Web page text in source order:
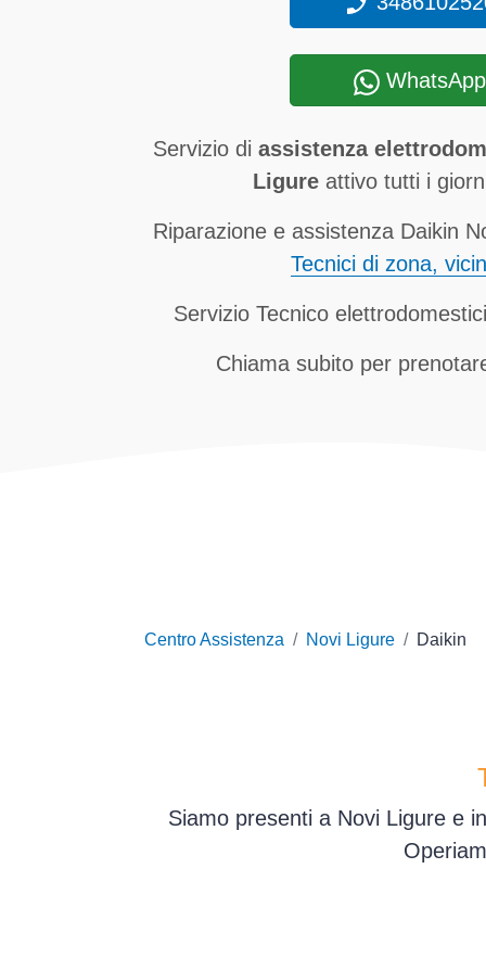
WhatsApp
Servizio di assistenza
Ligure attivo tutti i
Riparazione e assistenza Daikin
Tecnici di zona,
Servizio Tecnico
Chiama subito per
Centro Assistenza Novi Ligure Daikin
Siamo presenti a Novi Ligure e